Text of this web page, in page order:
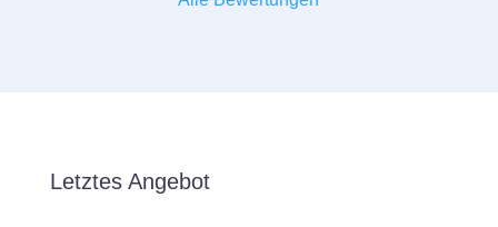
Letztes Angebot